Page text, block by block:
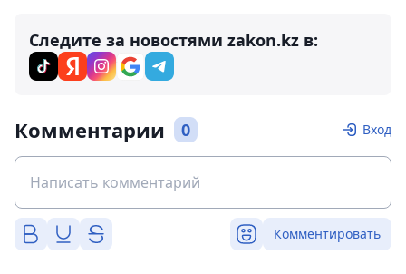
Следите за новостями zakon.kz в:
Комментарии 0 Вход
Комментировать